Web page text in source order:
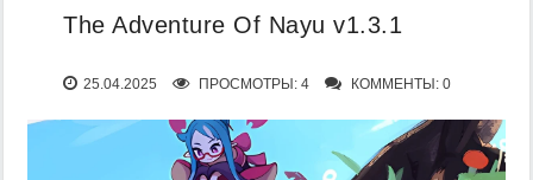
The Adventure Of Nayu v1.3.1
25.04.2025 ПРОСМОТРЫ: 4 КОММЕНТЫ: 0